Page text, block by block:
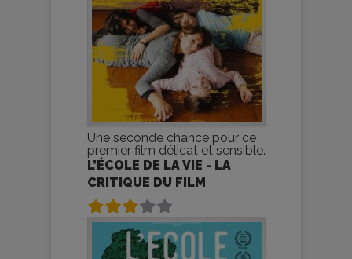
Une seconde chance pour ce
premier film délicat et sensible.
L’ÉCOLE DE LA VIE - LA
CRITIQUE DU FILM